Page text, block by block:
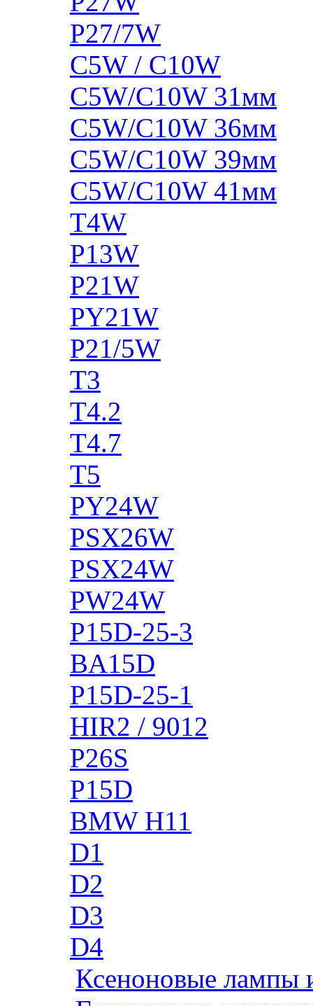
P27/7W
C5W / C10W
C5W/C10W 31мм
C5W/C10W 36мм
C5W/C10W 39мм
C5W/C10W 41мм
T4W
P13W
P21W
PY21W
P21/5W
T3
T4.2
T4.7
T5
PY24W
PSX26W
PSX24W
PW24W
P15D-25-3
BA15D
P15D-25-1
HIR2 / 9012
P26S
P15D
BMW H11
D1
D2
D3
D4
Ксеноновые лампы